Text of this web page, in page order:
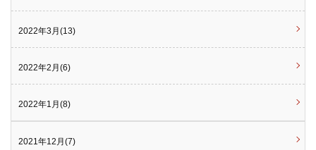
2022年3月(13)
2022年2月(6)
2022年1月(8)
2021年12月(7)